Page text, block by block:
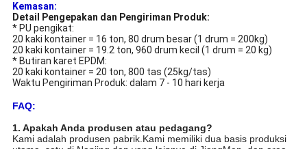
Kemasan:
Detail Pengepakan dan Pengiriman Produk:
* PU pengikat:
20 kaki kontainer = 16 ton, 80 drum besar (1 drum = 200kg)
20 kaki kontainer = 19.2 ton, 960 drum kecil (1 drum = 20 kg)
* Butiran karet EPDM:
20 kaki kontainer = 20 ton, 800 tas (25kg/tas)
Waktu Pengiriman Produk: dalam 7 - 10 hari kerja
FAQ:
1. Apakah Anda produsen atau pedagang?
Kami adalah produsen pabrik.Kami memiliki dua basis produksi